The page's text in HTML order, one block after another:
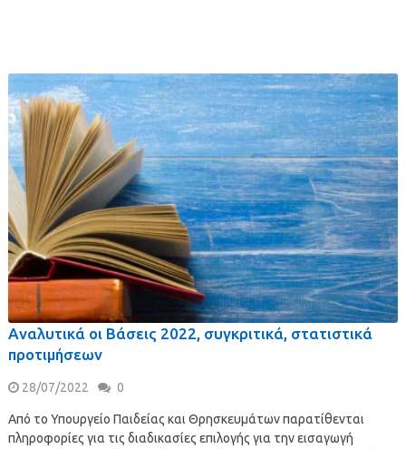
Αναλυτικά οι Βάσεις 2022, συγκριτικά, στατιστικά
προτιμήσεων
28/07/2022 0
Από το Υπουργείο Παιδείας και Θρησκευμάτων παρατίθενται
πληροφορίες για τις διαδικασίες επιλογής για την εισαγωγή